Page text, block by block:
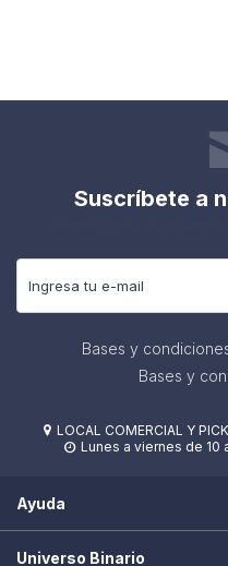
Suscríbete a
Bases y
Bases y
 LOCAL COMERCIAL Y
 Lunes a viernes de 10
Ayuda
Universo Binario